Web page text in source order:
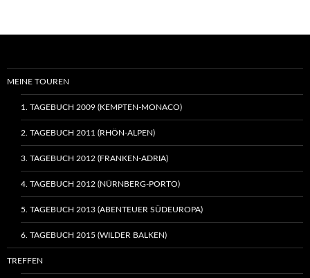
MEINE TOUREN
1. TAGEBUCH 2009 (KEMPTEN-MONACO)
2. TAGEBUCH 2011 (RHÖN-ALPEN)
3. TAGEBUCH 2012 (FRANKEN-ADRIA)
4. TAGEBUCH 2012 (NÜRNBERG-PORTO)
5. TAGEBUCH 2013 (ABENTEUER SÜDEUROPA)
6. TAGEBUCH 2015 (WILDER BALKEN)
TREFFEN